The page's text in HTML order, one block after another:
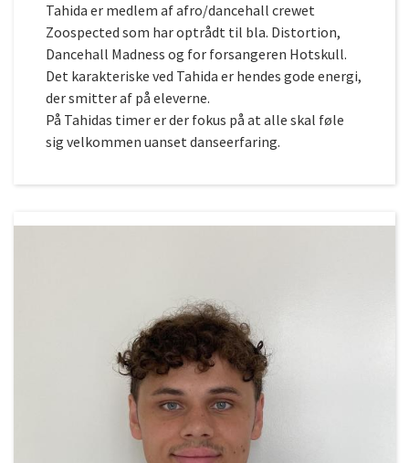
Tahida er medlem af afro/dancehall crewet
Zoospected som har optrådt til bla. Distortion,
Dancehall Madness og for forsangeren Hotskull.
Det karakteriske ved Tahida er hendes gode energi,
der smitter af på eleverne.
På Tahidas timer er der fokus på at alle skal føle
sig velkommen uanset danseerfaring.